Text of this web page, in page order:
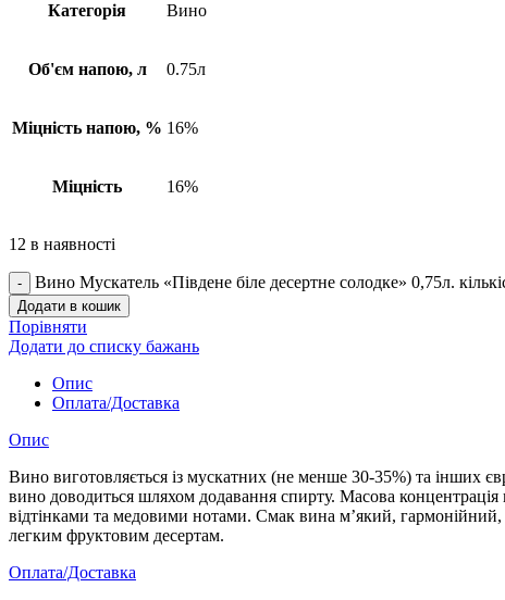
Категорія Вино
Об'єм напою, л 0.75л
Міцність напою, % 16%
Міцність 16%
12 в наявності
Вино Мускатель «Південе біле десертне солодке» 0,75л.
Додати в кошик
Порівняти
Додати до списку бажань
Опис
Оплата/Доставка
Опис
Вино виготовляється із мускатних (не менше 30-35%) та інших
вино доводиться шляхом додавання спирту. Масова
відтінками та медовими нотами. Смак вина м’який,
легким фруктовим десертам.
Оплата/Доставка